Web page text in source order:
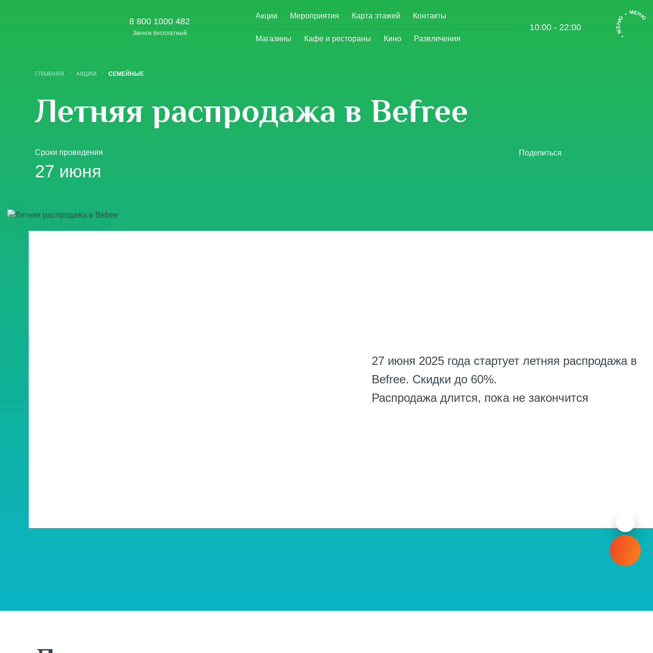
8 800 1000 482
Звонок бесплатный
Акции Мероприятия Карта этажей Контакты
Магазины Кафе и рестораны Кино Развлечения
10:00 - 22:00 • МЕНЮ • МЕНЮ
ГЛАВНАЯ АКЦИИ СЕМЕЙНЫЕ
Летняя распродажа в Befree
Сроки проведения
27 июня
Поделиться
27 июня 2025 года стартует летняя распродажа в
Befree. Скидки до 60%.
Распродажа длится, пока не закончится